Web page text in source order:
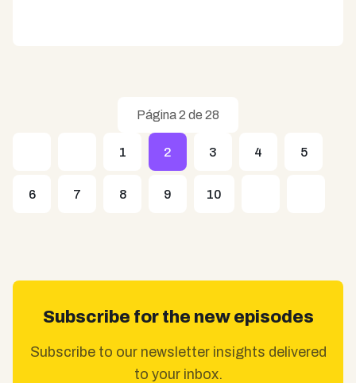
1 2 3 4 5
6 7 8 9 10
Página 2 de 28
Subscribe for the new episodes
Subscribe to our newsletter insights delivered
to your inbox.